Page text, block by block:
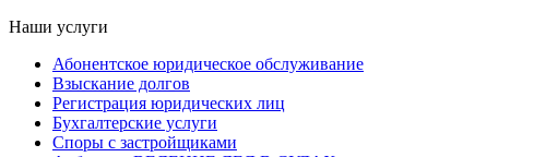
Наши услуги
Абонентское юридическое обслуживание
Взыскание долгов
Регистрация юридических лиц
Бухгалтерские услуги
Споры с застройщиками